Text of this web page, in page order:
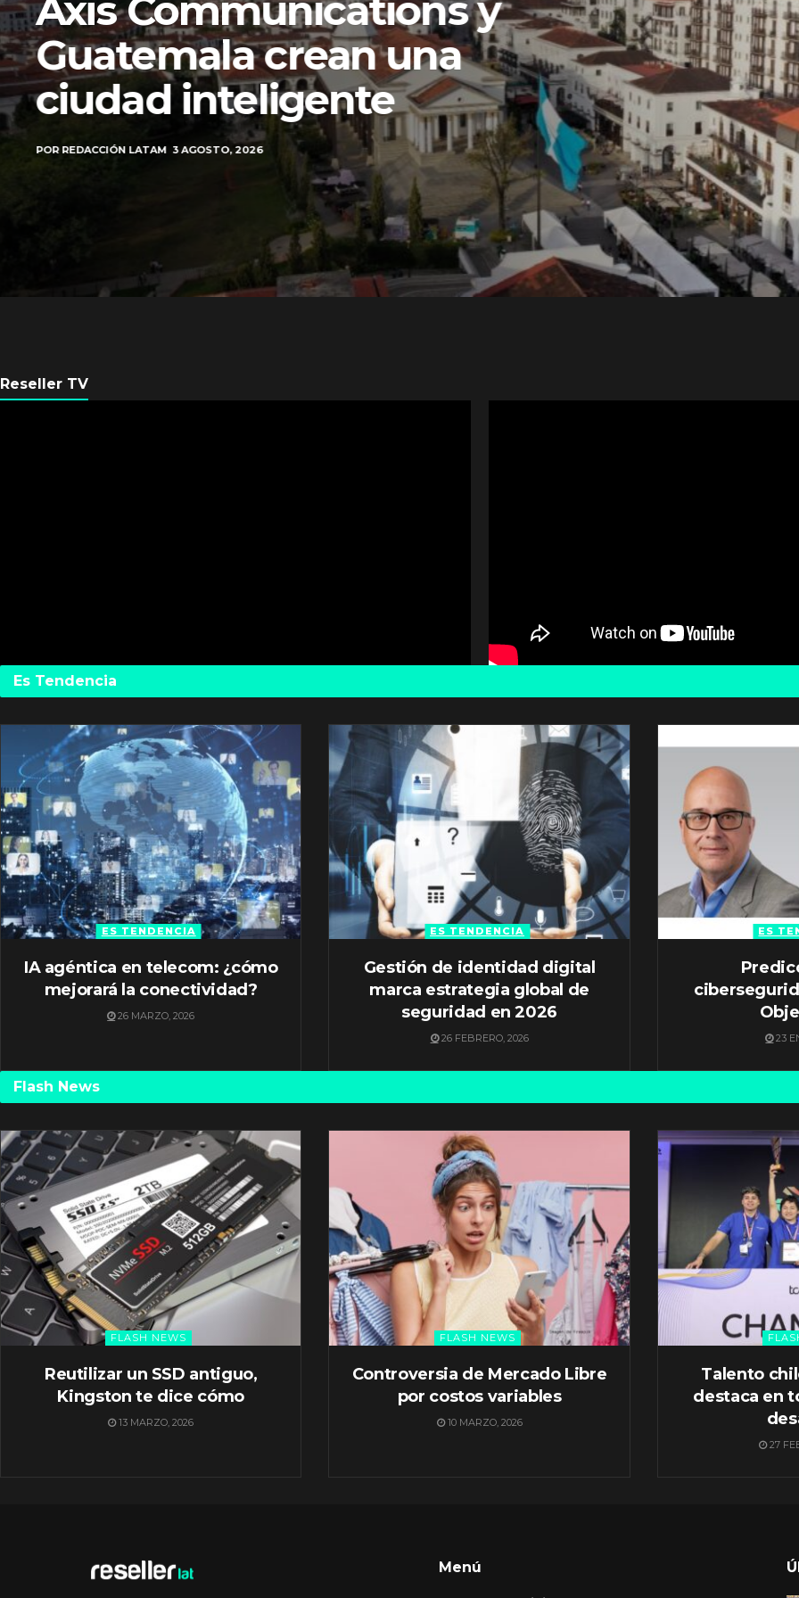
Axis Communications y
Guatemala crean una
ciudad inteligente
POR REDACCIÓN LATAM 3 AGOSTO, 2026
Reseller TV
Es Tendencia
ES TENDENCIA
IA agéntica en telecom: ¿cómo
mejorará la conectividad?
26 MARZO, 2026
ES TENDENCIA
Gestión de identidad digital
marca estrategia global de
seguridad en 2026
26 FEBRERO, 2026
ES
23
Flash News
FLASH NEWS
Reutilizar un SSD antiguo,
Kingston te dice cómo
13 MARZO, 2026
FLASH NEWS
Controversia de Mercado Libre
por costos variables
10 MARZO, 2026
Talento
destaca en
27
Menú